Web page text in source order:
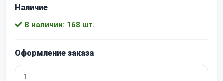
Наличие
В наличии: 168 шт.
Оформление заказа